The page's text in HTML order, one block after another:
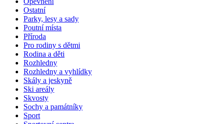
Ostatní
Parky, lesy a sady
Poutní místa
Příroda
Pro rodiny s dětmi
Rodina a děti
Rozhledny
Rozhledny a vyhlídky
Skály a jeskyně
Ski areály
Skvosty
Sochy a památníky
Sport